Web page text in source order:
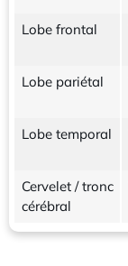
Lobe frontal
Lobe pariétal
Lobe temporal
Cervelet / tronc
cérébral